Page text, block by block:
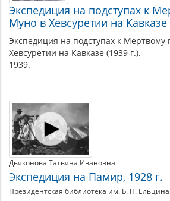
Экспедиция на подступах к
Муно в Хевсуретии на Кавказе
Экспедиция на подступах к Мертвому
Хевсуретии на Кавказе (1939 г.).
1939.
Дьяконова Татьяна Ивановна
Экспедиция на Памир, 1928 г.
Президентская библиотека им. Б. Н. Ельцина